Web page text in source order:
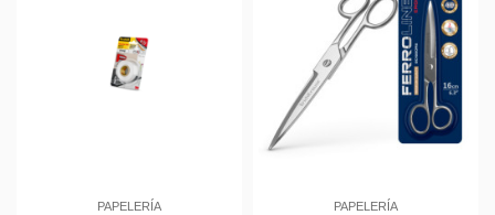
PAPELERÍA PAPELERÍA